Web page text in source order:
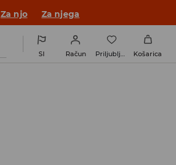
Za njo Za njega
SI Račun Priljubljene Košarica